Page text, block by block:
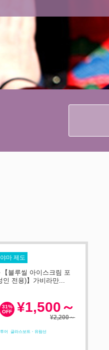
마 제도
【블루씰 아이스크림 포
인 전용)】가비라만...
¥1,500～
31%
OFF
¥2,200～
어 글라스보트・유람선